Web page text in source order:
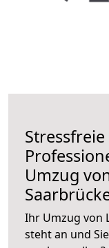
Umzug
Ihr Umzug von
steht an und